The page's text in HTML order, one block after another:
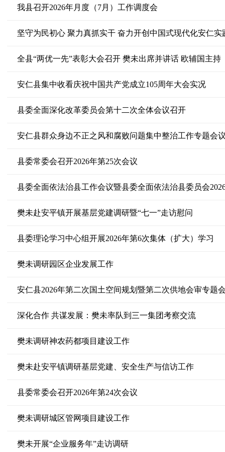
我县召开2026年月度（7月）工作调度会
坚守为民初心 聚力真抓实干 奋力开创中国式现代化安仁实
全县“两优一先”表彰大会召开 樊未出席并讲话 欧辅国主持
安仁县集中收看庆祝中国共产党成立105周年大会实况
县委全面深化改革委员会第十二次全体会议召开
安仁县群众身边不正之风和腐败问题集中整治工作专题会
县委常委会召开2026年第25次会议
县委全面依法治县工作会议暨县委全面依法治县委员会
樊未赴安平镇开展基层党建调研暨“七一”走访慰问
县委理论学习中心组开展2026年第6次集体（扩大）学习
樊未调研园区企业发展工作
安仁县2026年第二次国土空间规划暨第二次供地会审专题
深化合作 共谋发展：樊未率队到三一集团考察交流
樊未调研神农药都项目建设工作
樊未赴安平镇调研基层党建、安全生产与信访工作
县委常委会召开2026年第24次会议
樊未调研城区管网项目建设工作
樊未开展“企业服务年”走访调研